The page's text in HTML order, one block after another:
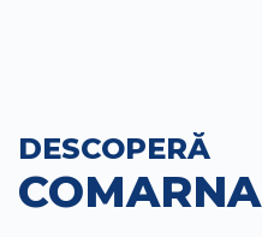
DESCOPERĂ
COMARNA